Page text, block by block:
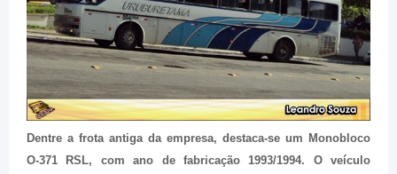
Dentre a frota antiga da empresa, destaca-se um Monobloco
O-371 RSL, com ano de fabricação 1993/1994. O veículo